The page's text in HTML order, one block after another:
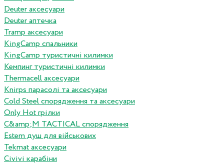
Deuter аксесуари
Deuter аптечка
Tramp аксесуари
KingCamp спальники
KingCamp туристичні килимки
Кемпинг туристичні килимки
Thermacell аксесуари
Knirps парасолі та аксесуари
Cold Steel спорядження та аксесуари
Only Hot грілки
C&amp;M TACTICAL спорядження
Estem душ для військових
Tekmat аксесуари
Сivivi карабіни